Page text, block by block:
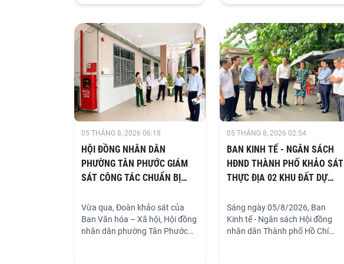
hiện tìm kiếm, quy tập, xác định
đặt ra nhằm chấn chỉnh lề lối
cơ sở. TPHCM đang cụ thể hóa
định hướng này bằng việc đổi
mới công tác báo cáo trong hệ
thống tổ chức Đảng theo hướng
cập nhật dữ liệu một lần, dùng
chung nhiều mục đích.
05 THÁNG 8, 2026 06:18
HỘI ĐỒNG NHÂN DÂN
PHƯỜNG TÂN PHƯỚC GIÁM
SÁT CÔNG TÁC CHUẨN BỊ
Vừa qua, Đoàn khảo sát của
Ban Văn hóa – Xã hội, Hội đồng
nhân dân phường Tân Phước
05 THÁNG 8, 2026 02:54
BAN KINH TẾ - NGÂN SÁCH
HĐND THÀNH PHỐ KHẢO SÁT
THỰC ĐỊA 02 KHU ĐẤT DỰ
ĐỒNG BT DỰ ÁN GIẢI QUYẾT
NGẬP DO TRIỀU
Sáng ngày 05/8/2026, Ban
Kinh tế - Ngân sách Hội đồng
nhân dân Thành phố Hồ Chí